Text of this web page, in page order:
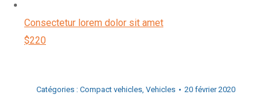
Consectetur lorem dolor sit amet
$220
Catégories : Compact vehicles, Vehicles 20 février 2020